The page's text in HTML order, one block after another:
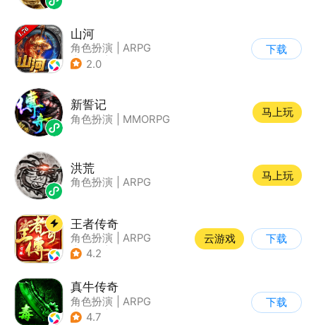
山河
角色扮演
ARPG
| 传奇
2.0
下载
新誓记
角色扮演 MMORPG
马上玩
洪荒
角色扮演 ARPG
马上玩
王者传奇
角色扮演
ARPG
| 传奇
4.2
云游戏 下载
真牛传奇
角色扮演
ARPG
| 传奇
4.7
下载